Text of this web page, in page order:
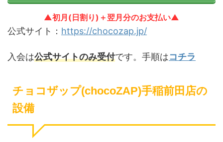
▲初月(日割り)＋翌月分のお支払い▲
公式サイト： https://chocozap.jp/
入会は公式サイトのみ受付です。手順はコチラ
チョコザップ(chocoZAP)手稲前田店の
設備